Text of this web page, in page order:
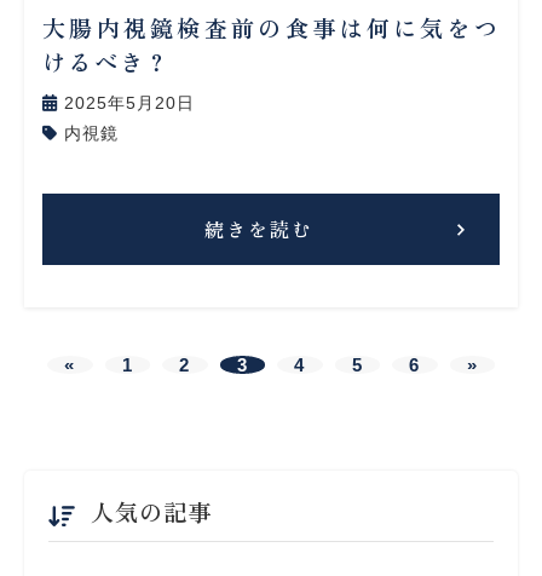
大腸内視鏡検査前の食事は何に気をつ
けるべき？
2025年5月20日
内視鏡
続きを読む
« 1 2 3 4 5 6 »
人気の記事